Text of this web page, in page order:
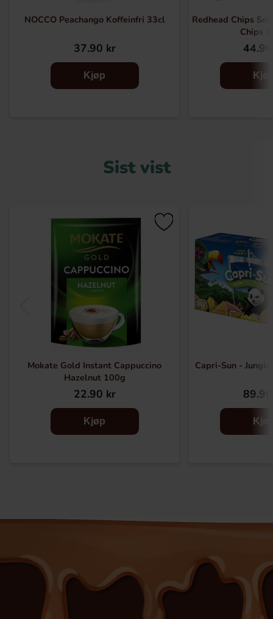
NOCCO Peachango Koffeinfri 33cl
37.90 kr
Kjøp
Redhead Chips
Chips
Sist vist
Mokate Gold Instant Cappuccino
Hazelnut 100g
22.90 kr
Kjøp
Capri-Sun -